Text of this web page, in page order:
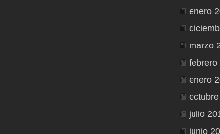
enero
marzo
febrero
enero
julio
junio